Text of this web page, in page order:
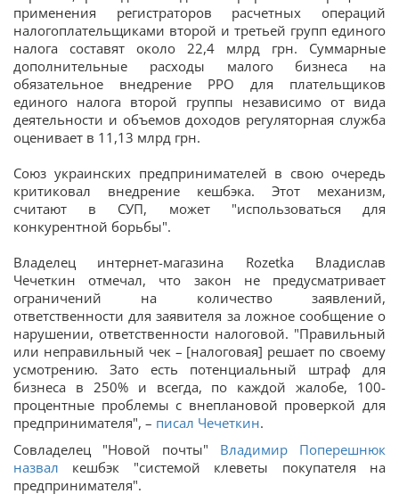
применения регистраторов расчетных операций
налогоплательщиками второй и третьей групп единого
налога составят около 22,4 млрд грн. Суммарные
дополнительные расходы малого бизнеса на
обязательное внедрение РРО для плательщиков
единого налога второй группы независимо от вида
деятельности и объемов доходов регуляторная служба
оценивает в 11,13 млрд грн.
Союз украинских предпринимателей в свою очередь
критиковал внедрение кешбэка. Этот механизм,
считают в СУП, может "использоваться для
конкурентной борьбы".
Владелец интернет-магазина Rozetka Владислав
Чечеткин отмечал, что закон не предусматривает
ограничений на количество заявлений,
ответственности для заявителя за ложное сообщение о
нарушении, ответственности налоговой. "Правильный
или неправильный чек – [налоговая] решает по своему
усмотрению. Зато есть потенциальный штраф для
бизнеса в 250% и всегда, по каждой жалобе, 100-
процентные проблемы с внеплановой проверкой для
предпринимателя", – писал Чечеткин.
Совладелец "Новой почты" Владимир Поперешнюк
назвал кешбэк "системой клеветы покупателя на
предпринимателя".